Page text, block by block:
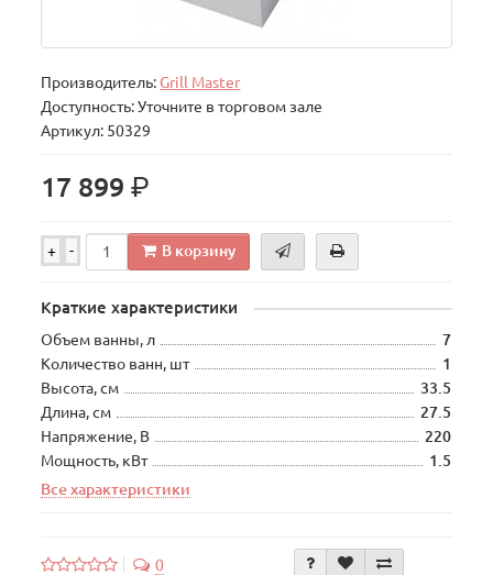
Производитель: Grill Master
Доступность: Уточните в торговом зале
Артикул: 50329
17 899р.
+ - В корзину
Краткие характеристики
Объем ванны, л
7
Количество ванн, шт
1
Высота, см
33.5
Длина, см
27.5
Напряжение, В
220
Мощность, кВт
1.5
Все характеристики
0